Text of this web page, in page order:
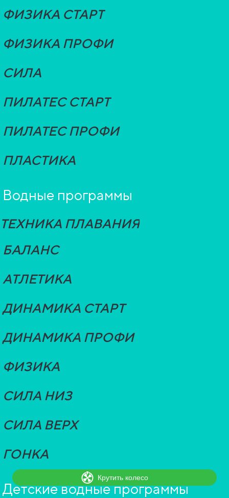
ФИЗИКА СТАРТ
ФИЗИКА ПРОФИ
СИЛА
ПИЛАТЕС СТАРТ
ПИЛАТЕС ПРОФИ
ПЛАСТИКА
Водные программы
ТЕХНИКА ПЛАВАНИЯ
БАЛАНС
АТЛЕТИКА
ДИНАМИКА СТАРТ
ДИНАМИКА ПРОФИ
ФИЗИКА
СИЛА НИЗ
СИЛА ВЕРХ
ГОНКА
Детские водные программы